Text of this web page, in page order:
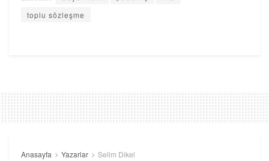
toplu sözleşme
Anasayfa Yazarlar Selim Dikel